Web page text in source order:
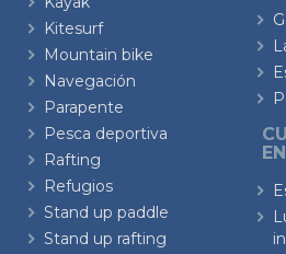
Kitesurf
Mountain bike
Navegación
Parapente
Pesca deportiva
Rafting
Refugios
Stand up paddle
Stand up rafting